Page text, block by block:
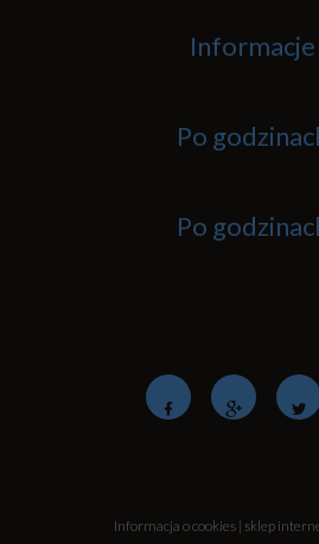
Informacje
Po
Po
Informacja o cookies| sklep